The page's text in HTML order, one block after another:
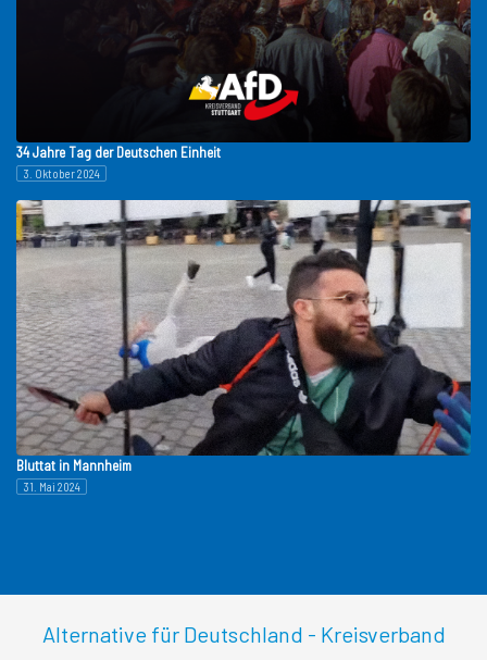
34 Jahre Tag der Deutschen Einheit
3. Oktober 2024
Bluttat in Mannheim
31. Mai 2024
Alternative für Deutschland - Kreisverband